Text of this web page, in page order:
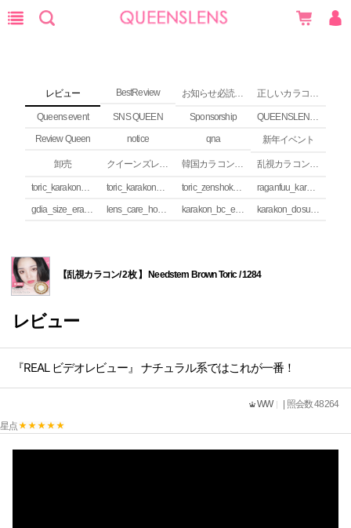
レビュー BestReview お知らせ必読 (NEWS) 正しいカラコンの使い方
Queens event SNS QUEEN Sponsorship
QUEENSLENS Affiliate Program
Review Queen
notice qna 新年イベント
卸売 クイーンズレンズ カラコンコラム 韓国カラコンguide 乱視カラコンの安全性
toric_karakon_takai_riyuu toric_karakon_real_review toric_zenshoku_review
raganfuu_karakon_erabikata
gdia_size_erabikata
lens_care_houhou karakon_bc_erabikata karakon_dosuu_erabikata
【乱視カラコン/ 2枚 】 Needstem Brown Toric / 1284
レビュー
『REAL ビデオレビュー』 ナチュラル系ではこれが一番！
WW
| 照会数 48264
星点